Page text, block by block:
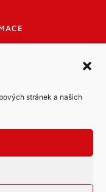
stránek a našich
údajů